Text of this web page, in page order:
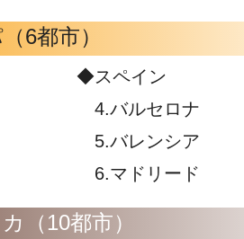
6都市）
◆スペイン
4.バルセロナ
5.バレンシア
6.マドリード
（10都市）